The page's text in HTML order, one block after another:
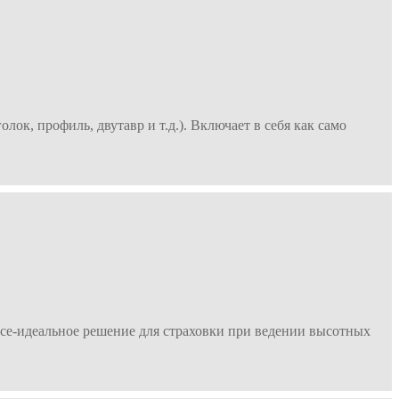
профиль, двутавр и т.д.). Включает в себя как само
решение для страховки при ведении высотных